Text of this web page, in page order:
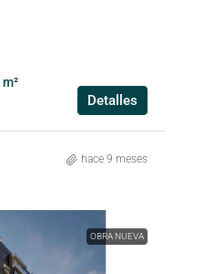
m²
Detalles
hace 9 meses
OBRA NUEVA